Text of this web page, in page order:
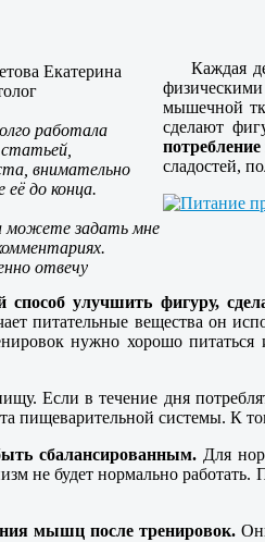
Екатерина
работала
внимательно
до конца.
можете задать мне
отвечу
Каждая
физическими
мышечной
сделают
сладостей,
улучшить фигуру,
питательные вещества он
нужно хорошо
Если в течение дня
пищеварительной системы. К
сбалансированным.Для
не будет нормально
мышц после тренировок.